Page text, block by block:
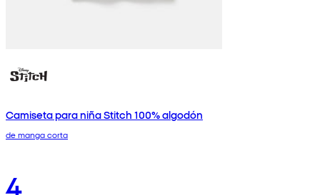
Camiseta para niña Stitch 100% algodón
de manga corta
4